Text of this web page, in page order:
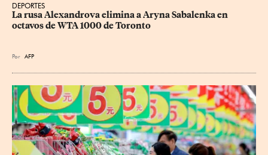
DEPORTES
La rusa Alexandrova elimina a Aryna Sabalenka en
octavos de WTA 1000 de Toronto
Por AFP